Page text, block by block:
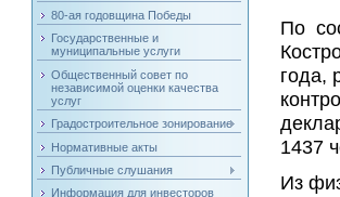
80-ая годовщина Победы
Государственные и
муниципальные услуги
Общественный совет по
независимой оценки качества
услуг
Градостроительное зонирование
Нормативные акты
Публичные слушания
Информация для инвесторов
По
года,
1437
Из